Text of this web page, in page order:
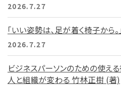
2026.7.27
「いい姿勢は、足が着く椅子から。
2026.7.27
ビジネスパーソンのための使え
人と組織が変わる 竹林正樹 (著)